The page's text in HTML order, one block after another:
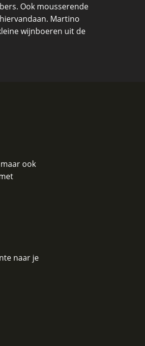
Ook mousserende
Martino
wijnboeren uit de
ook
naar je